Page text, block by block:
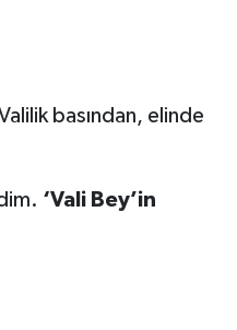
basından, elinde
‘Vali Bey’in